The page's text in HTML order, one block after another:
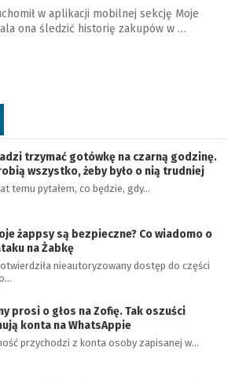
w aplikacji mobilnej sekcję Moje
ona śledzić historię zakupów w …
trzymać gotówkę na czarną godzinę.
wszystko, żeby było o nią trudniej
temu pytałem, co będzie, gdy…
żappsy są bezpieczne? Co wiadomo o
na Żabkę
nieautoryzowany dostęp do części
prosi o głos na Zofię. Tak oszuści
konta na WhatsAppie
przychodzi z konta osoby zapisanej w…